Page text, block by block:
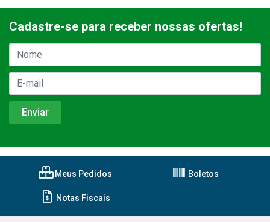
Cadastre-se para receber nossas ofertas!
Meus Pedidos Boletos
Notas Fiscais